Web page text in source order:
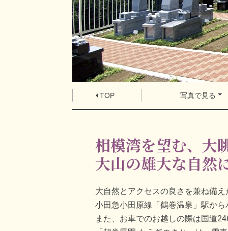
TOP 写真で見る
相模湾を望む、大
大山の雄大な自然
大自然とアクセスの良さを兼ね備
小田急小田原線「鶴巻温泉」駅か
また、お車でのお越しの際は国道